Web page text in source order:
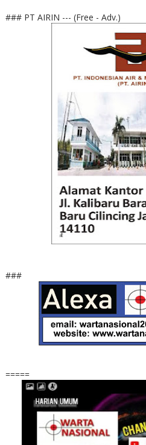
### PT AIRIN --- (Free - Adv.)
###
=====